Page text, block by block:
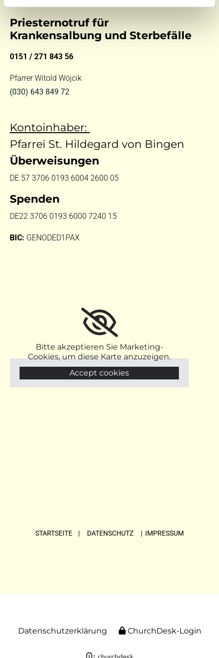
Priesternotruf für
Krankensalbung und Sterbefälle
0151 / 271 843 56
Pfarrer Witold Wójcik
(030) 643 849 72
Kontoinhaber:
Pfarrei St. Hildegard von Bingen
Überweisungen
DE 57 3706 0193 6004 2600 05
Spenden
DE22 3706 0193 6000 7240 15
BIC: GENODED1PAX
Bitte akzeptieren Sie Marketing-
Cookies, um diese Karte anzuzeigen.
Accept cookies
STARTSEITE | DATENSCHUTZ | IMPRESSUM
Datenschutzerklärung ChurchDesk-Login